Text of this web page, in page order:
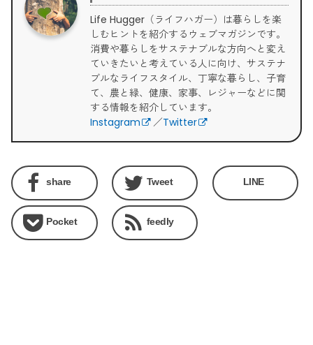
Life Hugger（ライフハガー）は暮らしを楽
しむヒントを紹介するウェブマガジンです。
消費や暮らしをサステナブルな方向へと変え
ていきたいと考えている人に向け、サステナ
ブルなライフスタイル、丁寧な暮らし、子育
て、農と緑、健康、家事、レジャーなどに関
する情報を紹介しています。
Instagram
／Twitter
share Tweet LINE
Pocket feedly